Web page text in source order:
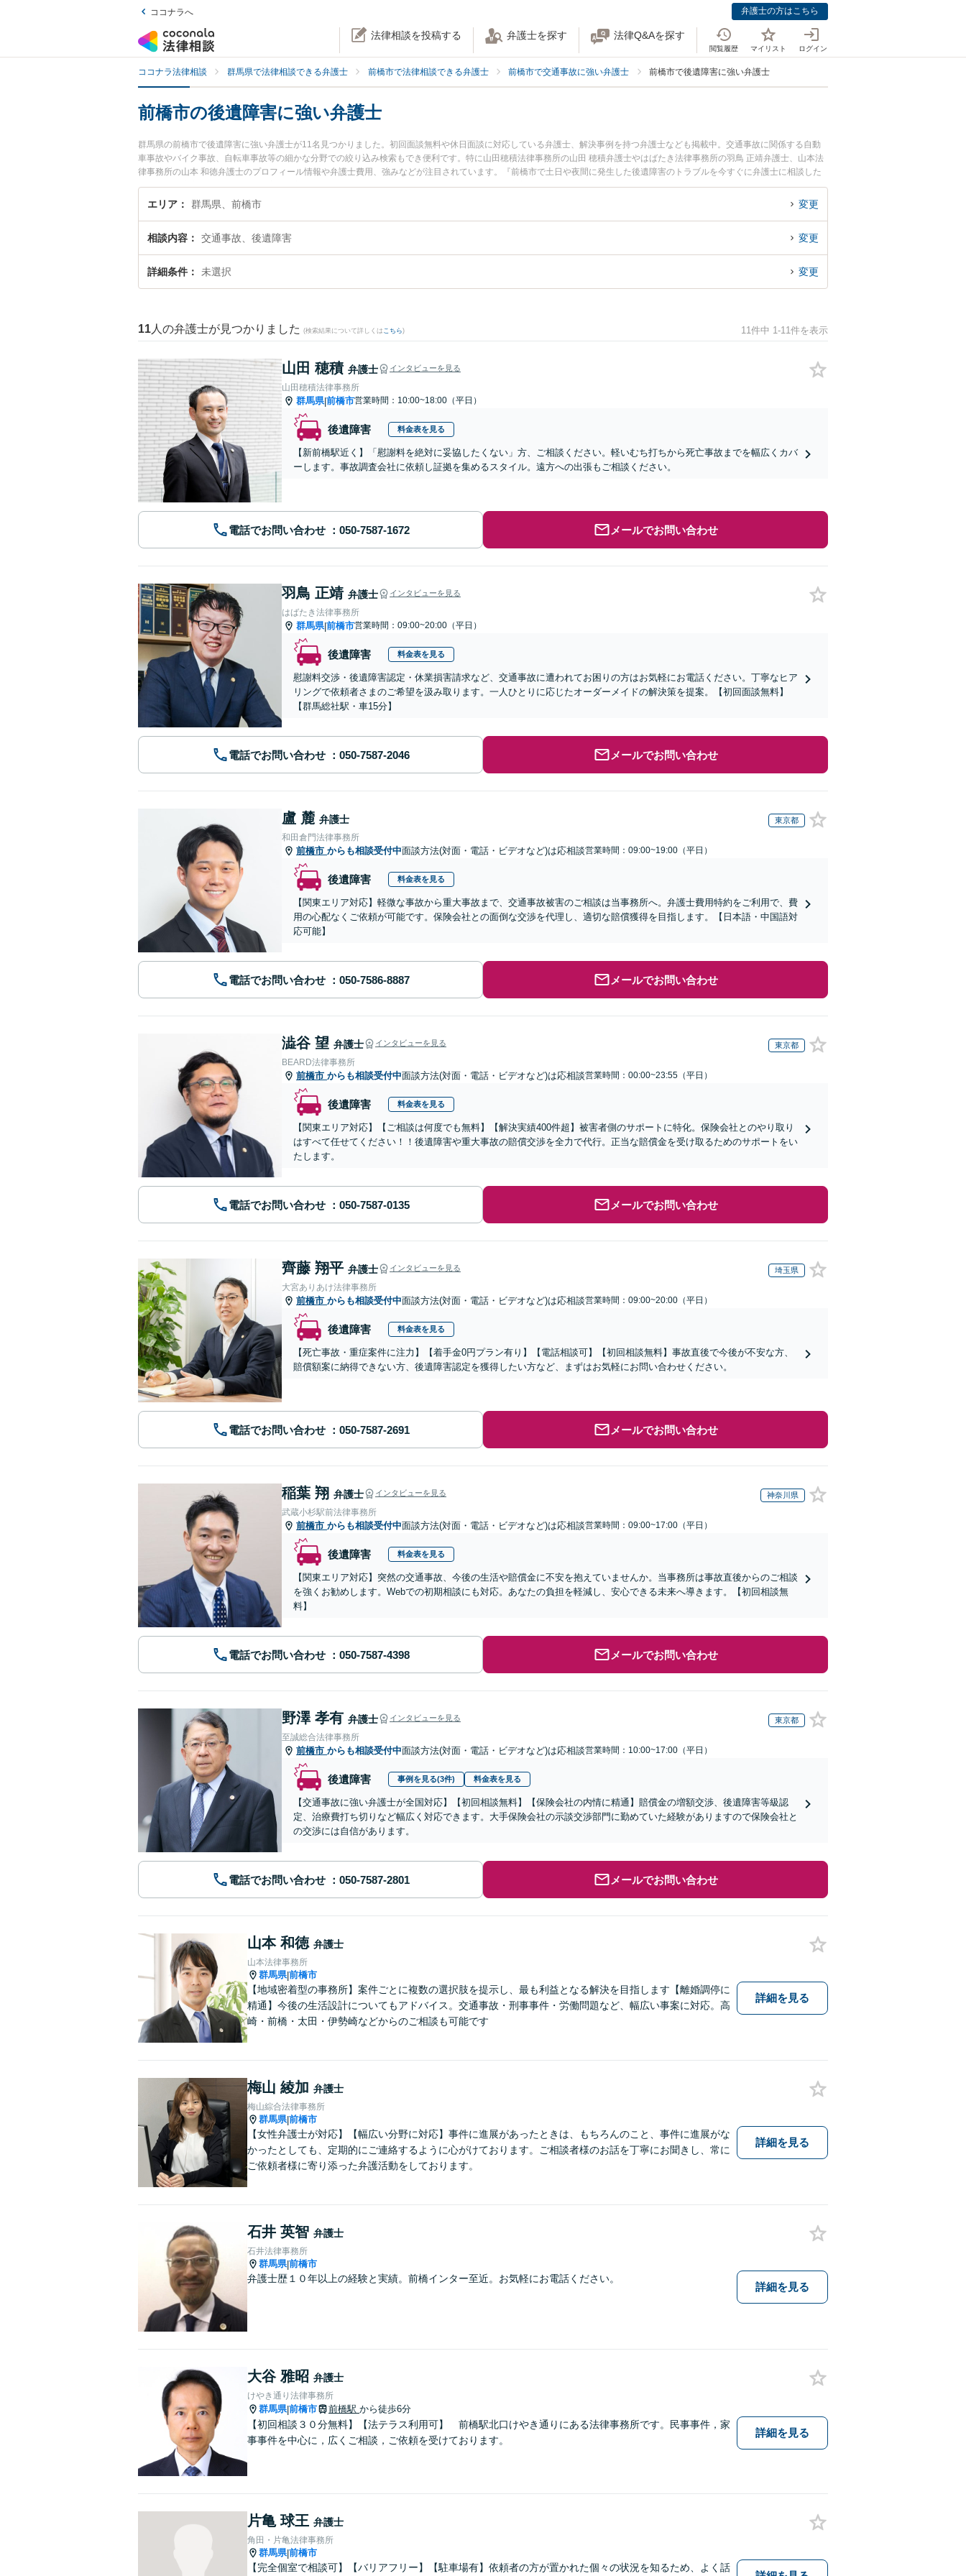
ココナラへ 弁護士の方はこちら
法律相談を投稿する 弁護士を探す 法律Q&Aを探す
閲覧履歴 マイリスト ログイン
ココナラ法律相談 群馬県で法律相談できる弁護士 前橋市で法律相談できる弁護士 前橋市で交通事故に強い弁護士 前橋市で後遺障害に強い弁護士
前橋市の後遺障害に強い弁護士
群馬県の前橋市で後遺障害に強い弁護士が11名見つかりました。初回面談無料や休日面談に対応している弁護士、解決事例を持つ弁護士なども掲載中。交通事故に関係する自動
車事故やバイク事故、自転車事故等の細かな分野での絞り込み検索もでき便利です。特に山田穂積法律事務所の山田 穂積弁護士やはばたき法律事務所の羽鳥 正靖弁護士、山本法
律事務所の山本 和徳弁護士のプロフィール情報や弁護士費用、強みなどが注目されています。『前橋市で土日や夜間に発生した後遺障害のトラブルを今すぐに弁護士に相談した
い』『後遺障害のトラブル解決の実績豊富な近くの弁護士を検索したい』『初回相談無料で後遺障害を法律相談できる前橋市内の弁護士に相談予約したい』などでお困りの相談者
さんにおすすめです。
エリア 群馬県、前橋市 変更
相談内容 交通事故、後遺障害 変更
詳細条件 未選択 変更
11 人の弁護士が見つかりました (検索結果について詳しくは こちら) 11件中 1-11件を表示
山田 穂積 弁護士 インタビューを見る
山田穂積法律事務所
群馬県|前橋市営業時間：10:00~18:00（平日）
後遺障害 料金表を見る
【新前橋駅近く】「慰謝料を絶対に妥協したくない」方、ご相談ください。軽いむち打ちから死亡事故までを幅広くカバ
ーします。事故調査会社に依頼し証拠を集めるスタイル。遠方への出張もご相談ください。
電話でお問い合わせ メールでお問い合わせ
羽鳥 正靖 弁護士 インタビューを見る
はばたき法律事務所
群馬県|前橋市営業時間：09:00~20:00（平日）
後遺障害 料金表を見る
慰謝料交渉・後遺障害認定・休業損害請求など、交通事故に遭われてお困りの方はお気軽にお電話ください。丁寧なヒア
リングで依頼者さまのご希望を汲み取ります。一人ひとりに応じたオーダーメイドの解決策を提案。【初回面談無料】
【群馬総社駅・車15分】
電話でお問い合わせ メールでお問い合わせ
盧 麓 弁護士 東京都
和田倉門法律事務所
前橋市 からも相談受付中面談方法(対面・電話・ビデオなど)は応相談営業時間：09:00~19:00（平日）
後遺障害 料金表を見る
【関東エリア対応】軽微な事故から重大事故まで、交通事故被害のご相談は当事務所へ。弁護士費用特約をご利用で、費
用の心配なくご依頼が可能です。保険会社との面倒な交渉を代理し、適切な賠償獲得を目指します。【日本語・中国語対
応可能】
電話でお問い合わせ メールでお問い合わせ
澁谷 望 弁護士 インタビューを見る 東京都
BEARD法律事務所
前橋市 からも相談受付中面談方法(対面・電話・ビデオなど)は応相談営業時間：00:00~23:55（平日）
後遺障害 料金表を見る
【関東エリア対応】【ご相談は何度でも無料】【解決実績400件超】被害者側のサポートに特化。保険会社とのやり取り
はすべて任せてください！！後遺障害や重大事故の賠償交渉を全力で代行。正当な賠償金を受け取るためのサポートをい
たします。
電話でお問い合わせ メールでお問い合わせ
齊藤 翔平 弁護士 インタビューを見る 埼玉県
大宮ありあけ法律事務所
前橋市 からも相談受付中面談方法(対面・電話・ビデオなど)は応相談営業時間：09:00~20:00（平日）
後遺障害 料金表を見る
【死亡事故・重症案件に注力】【着手金0円プラン有り】【電話相談可】【初回相談無料】事故直後で今後が不安な方、
賠償額案に納得できない方、後遺障害認定を獲得したい方など、まずはお気軽にお問い合わせください。
電話でお問い合わせ メールでお問い合わせ
稲葉 翔 弁護士 インタビューを見る 神奈川県
武蔵小杉駅前法律事務所
前橋市 からも相談受付中面談方法(対面・電話・ビデオなど)は応相談営業時間：09:00~17:00（平日）
後遺障害 料金表を見る
【関東エリア対応】突然の交通事故、今後の生活や賠償金に不安を抱えていませんか。当事務所は事故直後からのご相談
を強くお勧めします。Webでの初期相談にも対応。あなたの負担を軽減し、安心できる未来へ導きます。【初回相談無
料】
電話でお問い合わせ メールでお問い合わせ
野澤 孝有 弁護士 インタビューを見る 東京都
至誠総合法律事務所
前橋市 からも相談受付中面談方法(対面・電話・ビデオなど)は応相談営業時間：10:00~17:00（平日）
後遺障害 事例を見る(3件) 料金表を見る
【交通事故に強い弁護士が全国対応】【初回相談無料】【保険会社の内情に精通】賠償金の増額交渉、後遺障害等級認
定、治療費打ち切りなど幅広く対応できます。大手保険会社の示談交渉部門に勤めていた経験がありますので保険会社と
の交渉には自信があります。
電話でお問い合わせ メールでお問い合わせ
山本 和徳 弁護士
山本法律事務所
群馬県|前橋市
【地域密着型の事務所】案件ごとに複数の選択肢を提示し、最も利益となる解決を目指します【離婚調停に
精通】今後の生活設計についてもアドバイス。交通事故・刑事事件・労働問題など、幅広い事案に対応。高
崎・前橋・太田・伊勢崎などからのご相談も可能です
詳細を見る
梅山 綾加 弁護士
梅山綜合法律事務所
群馬県|前橋市
【女性弁護士が対応】【幅広い分野に対応】事件に進展があったときは、もちろんのこと、事件に進展がな
かったとしても、定期的にご連絡するように心がけております。ご相談者様のお話を丁寧にお聞きし、常に
ご依頼者様に寄り添った弁護活動をしております。
詳細を見る
石井 英智 弁護士
石井法律事務所
群馬県|前橋市
弁護士歴１０年以上の経験と実績。前橋インター至近。お気軽にお電話ください。
詳細を見る
大谷 雅昭 弁護士
けやき通り法律事務所
群馬県|前橋市 前橋駅 から徒歩6分
【初回相談３０分無料】【法テラス利用可】 前橋駅北口けやき通りにある法律事務所です。民事事件，家
事事件を中心に，広くご相談，ご依頼を受けております。
詳細を見る
片亀 球王 弁護士
角田・片亀法律事務所
群馬県|前橋市
【完全個室で相談可】【バリアフリー】【駐車場有】依頼者の方が置かれた個々の状況を知るため、よく話